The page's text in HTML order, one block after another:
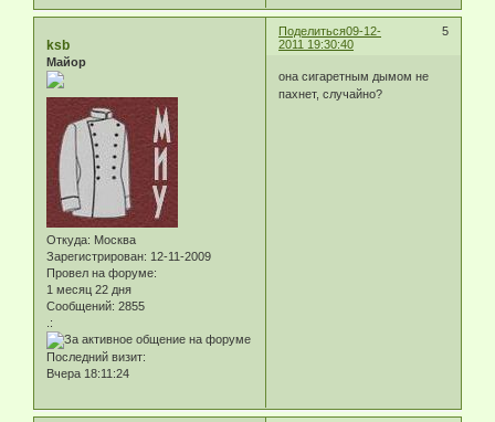
Поделиться 5
09-12-
2011 19:30:40
ksb
Майор
Откуда: Москва
Зарегистрирован: 12-11-2009
Провел на форуме:
1 месяц 22 дня
Сообщений: 2855
.:
Последний визит:
Вчера 18:11:24
она сигаретным дымом не
пахнет, случайно?